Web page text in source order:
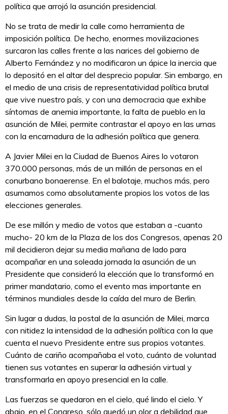
política que arrojó la asunción presidencial.
No se trata de medir la calle como herramienta de
imposición política. De hecho, enormes movilizaciones
surcaron las calles frente a las narices del gobierno de
Alberto Fernández y no modificaron un ápice la inercia que
lo depositó en el altar del desprecio popular. Sin embargo, en
el medio de una crisis de representatividad política brutal
que vive nuestro país, y con una democracia que exhibe
síntomas de anemia importante, la falta de pueblo en la
asunción de Milei, permite contrastar el apoyo en las urnas
con la encarnadura de la adhesión política que genera.
A Javier Milei en la Ciudad de Buenos Aires lo votaron
370.000 personas, más de un millón de personas en el
conurbano bonaerense. En el balotaje, muchos más, pero
asumamos como absolutamente propios los votos de las
elecciones generales.
De ese millón y medio de votos que estaban a -cuanto
mucho- 20 km de la Plaza de los dos Congresos, apenas 20
mil decidieron dejar su media mañana de lado para
acompañar en una soleada jornada la asunción de un
Presidente que consideró la elección que lo transformó en
primer mandatario, como el evento mas importante en
términos mundiales desde la caída del muro de Berlin.
Sin lugar a dudas, la postal de la asunción de Milei, marca
con nitidez la intensidad de la adhesión política con la que
cuenta el nuevo Presidente entre sus propios votantes.
Cuánto de cariño acompañaba el voto, cuánto de voluntad
tienen sus votantes en superar la adhesión virtual y
transformarla en apoyo presencial en la calle.
Las fuerzas se quedaron en el cielo, qué lindo el cielo. Y
abajo, en el Congreso, sólo quedó un olor a debilidad que